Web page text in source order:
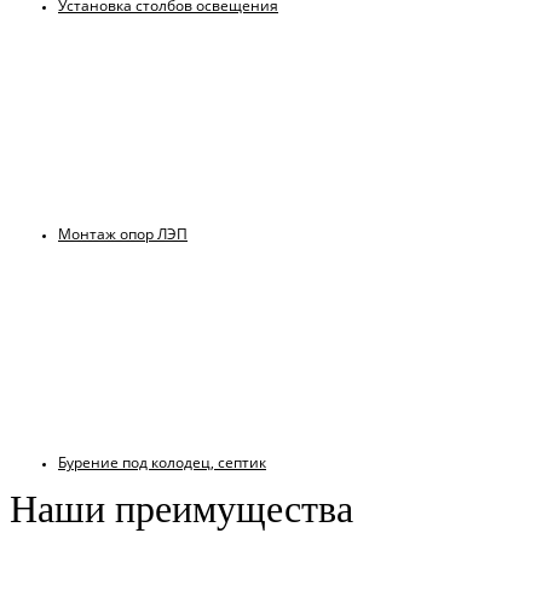
Установка столбов освещения
Монтаж опор ЛЭП
Бурение под колодец, септик
Наши преимущества